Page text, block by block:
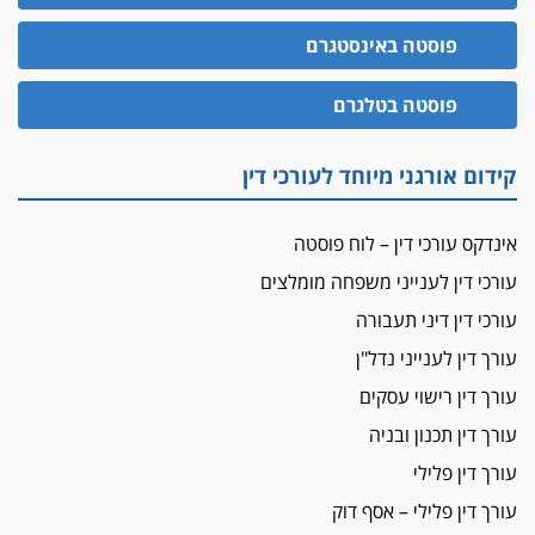
האופנוע חזר הביתה
עו"ד גיל פרידמן והרפתקאות אופנוע השטח שלו
הזכות לטנף
מאסר לעורך הדין
פיקטיביות בשם פלסטינים
על המידתיות
ביה"ד המשמעתי ביטל השעיה לצמיתות של
עורכת-דין שהביעה שמחה ב-7 באוקטובר
אשם
עו"ד הלל בבייב הורשע בהונאת עשרות לקוחות,
ההסדר: 7-9 שנות מאסר
דין ומקרקעין
עורך דין ברמת השרון נחקר בחשד למרמה בעסקת
פוסטה באינסטגרם
פוסטה בטלגרם
קידום אורגני מיוחד לעורכי דין
אינדקס עורכי דין – לוח פוסטה
עורכי דין לענייני משפחה מומלצים
עורכי דין דיני תעבורה
עורך דין לענייני נדל"ן
עורך דין רישוי עסקים
עורך דין תכנון ובניה
עורך דין פלילי
עורך דין פלילי – אסף דוק